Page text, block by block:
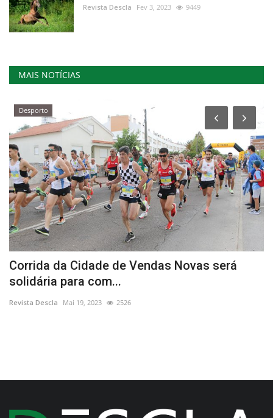
Revista Descla Fev 3, 2023 9449
MAIS NOTÍCIAS
Desporto
Corrida da Cidade de Vendas Novas será
solidária para com...
Revista Descla Mai 19, 2023 2526